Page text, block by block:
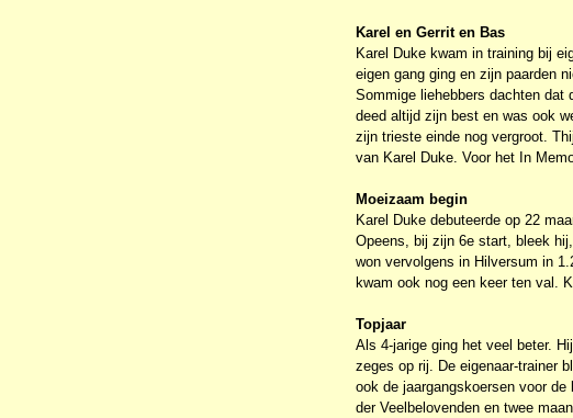
Karel en Gerrit en Bas
Karel Duke kwam in training bij
eigen gang ging en zijn paarden
Sommige liehebbers dachten dat
deed altijd zijn best en was ook
zijn trieste einde nog vergroot.
van Karel Duke. Voor het In
Moeizaam begin
Karel Duke debuteerde op 22
Opeens, bij zijn 6e start, bleek
won vervolgens in Hilversum in
kwam ook nog een keer ten val.
Topjaar
Als 4-jarige ging het veel beter.
zeges op rij. De eigenaar-trainer
ook de jaargangskoersen voor
der Veelbelovenden en twee